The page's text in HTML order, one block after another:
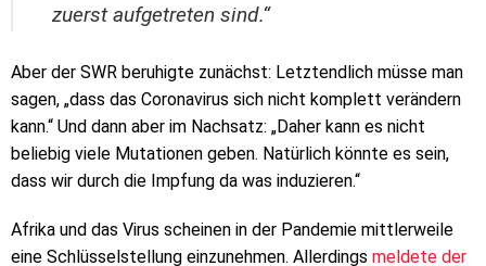
zuerst aufgetreten sind.“
Aber der SWR beruhigte zunächst: Letztendlich müsse man
sagen, „dass das Coronavirus sich nicht komplett verändern
kann.“ Und dann aber im Nachsatz: „Daher kann es nicht
beliebig viele Mutationen geben. Natürlich könnte es sein,
dass wir durch die Impfung da was induzieren.“
Afrika und das Virus scheinen in der Pandemie mittlerweile
eine Schlüsselstellung einzunehmen. Allerdings meldete der